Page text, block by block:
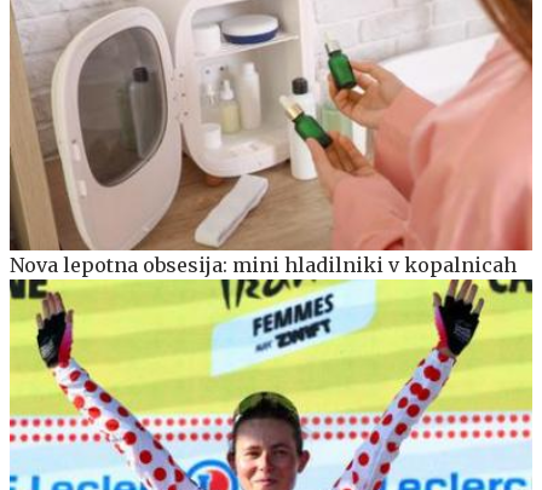
Nova lepotna obsesija: mini hladilniki v kopalnicah